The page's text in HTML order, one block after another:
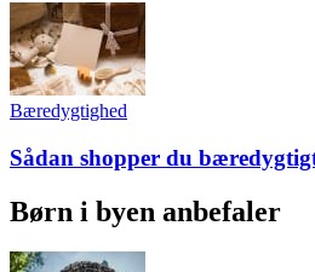
Bæredygtighed
Sådan shopper du
Børn i byen anbefaler